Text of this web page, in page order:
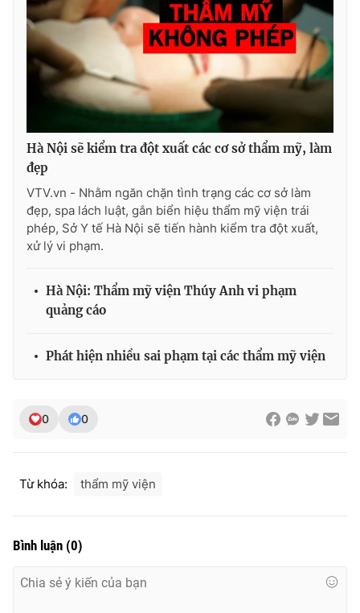
Ðiện thoại Thời báo VTV:024.66 897 897
Email:
toasoan@vtv.vn
Liên hệ quảng cáo:
024-7300.7108
® Cấm sao chép dưới mọi hình thức nếu không có sự chấp
thuận bằng văn bản. Ghi rõ nguồn VTV.vn khi phát hành lại
thông tin từ website này.
Hà Nội sẽ kiểm tra đột xuất các cơ sở thẩm mỹ, làm
đẹp
VTV.vn - Nhằm ngăn chặn tình trạng các cơ sở làm
đẹp, spa lách luật, gắn biển hiệu thẩm mỹ viện trái
phép, Sở Y tế Hà Nội sẽ tiến hành kiểm tra đột xuất,
xử lý vi phạm.
Hà Nội: Thẩm mỹ viện Thúy Anh vi phạm
quảng cáo
Phát hiện nhiều sai phạm tại các thẩm mỹ viện
0 0
Từ khóa: thẩm mỹ viện
Bình luận (0)